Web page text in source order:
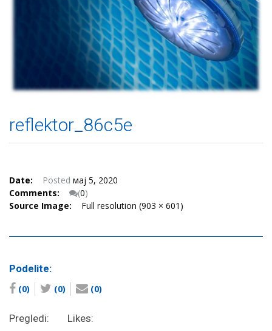
reflektor_86c5e
Date: Posted мај 5, 2020
Comments:
(0)
Source Image:
Full resolution (903 × 601)
Podelite:
(0) (0) (0)
Pregledi: Likes: